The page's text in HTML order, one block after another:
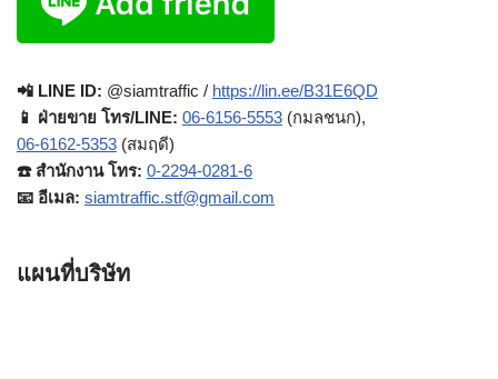
📲 LINE ID: @siamtraffic / https://lin.ee/B31E6QD
📱 ฝ่ายขาย โทร/LINE: 06-6156-5553 (กมลชนก),
06-6162-5353 (สมฤดี)
☎️ สำนักงาน โทร: 0-2294-0281-6
📧 อีเมล: siamtraffic.stf@gmail.com
แผนที่บริษัท